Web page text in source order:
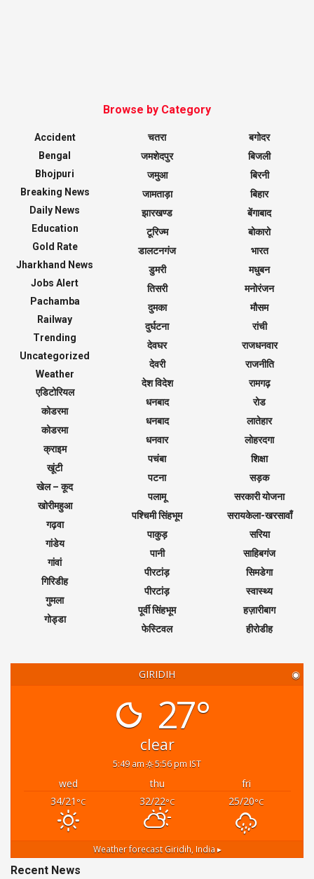
Browse by Category
Accident
Bengal
Bhojpuri
Breaking News
Daily News
Education
Gold Rate
Jharkhand News
Jobs Alert
Pachamba
Railway
Trending
Uncategorized
Weather
एडिटोरियल
कोडरमा
कोडरमा
क्राइम
खूंटी
खेल – कूद
खोरीमहुआ
गढ़वा
गांडेय
गांवां
गिरिडीह
गुमला
गोड्डा
चतरा
जमशेदपुर
जमुआ
जामताड़ा
झारखण्ड
टूरिज्म
डालटनगंज
डुमरी
तिसरी
दुमका
दुर्घटना
देवघर
देवरी
देश विदेश
धनबाद
धनबाद
धनवार
पचंबा
पटना
पलामू
पश्चिमी सिंहभूम
पाकुड़
पानी
पीरटांड़
पीरटांड़
पूर्वी सिंहभूम
फेस्टिवल
बगोदर
बिजली
बिरनी
बिहार
बेंगाबाद
बोकारो
भारत
मधुबन
मनोरंजन
मौसम
रांची
राजधनवार
राजनीति
रामगढ़
रोड
लातेहार
लोहरदगा
शिक्षा
सड़क
सरकारी योजना
सरायकेला-खरसावाँ
सरिया
साहिबगंज
सिमडेगा
स्वास्थ्य
हज़ारीबाग
हीरोडीह
GIRIDIH ◉
27°
clear
5:49 am 5:56 pm IST
wed thu
fri
34/21 °C 32/22°C 25/20°C
Weather forecast Giridih, India ▸
Recent News